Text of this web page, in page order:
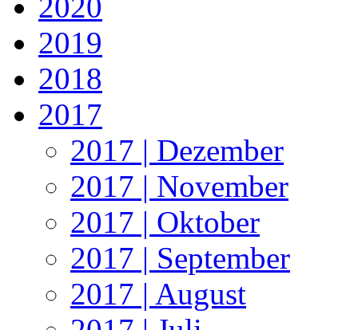
2020
2019
2018
2017
2017 | Dezember
2017 | November
2017 | Oktober
2017 | September
2017 | August